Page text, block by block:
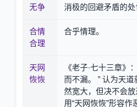
无争
消极的回避矛盾的处
合情
合理
合乎情理。
天网
恢恢
《老子·七十三章》
而不漏。 ” 认为天
然宽大，但决不会
用“天网恢恢”形容作